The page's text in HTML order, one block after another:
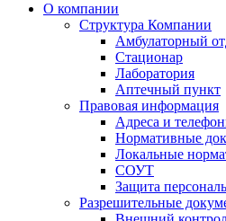
О компании
Структура Компании
Амбулаторный
Стационар
Лаборатория
Аптечный пункт
Правовая информация
Адреса и
Нормативные
Локальные
СОУТ
Защита
Разрешительные